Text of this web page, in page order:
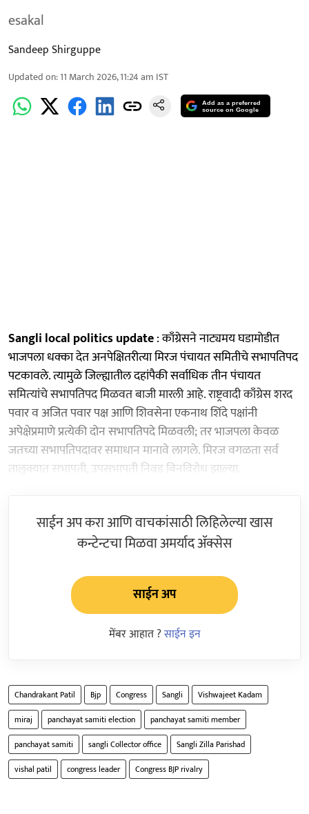
esakal
Sandeep Shirguppe
Updated on:11 March 2026, 11:24 am IST
Add as a preferred
source on Google
Sangli local politics update: काँग्रेसने नाट्यमय घडामोडीत
भाजपला धक्का देत अनपेक्षितरीत्या मिरज पंचायत समितीचे सभापतिपद
पटकावले. त्यामुळे जिल्ह्यातील दहांपैकी सर्वाधिक तीन पंचायत
समित्‍यांचे सभापतिपद मिळवत बाजी मारली आहे. राष्ट्रवादी काँग्रेस शरद
पवार व अजित पवार पक्ष आणि शिवसेना एकनाथ शिंदे पक्षांनी
अपेक्षेप्रमाणे प्रत्येकी दोन सभापतिपदे मिळवली; तर भाजपला केवळ
जतच्या सभापतिपदावर समाधान मानावे लागले. मिरज वगळता सर्व
तालुक्यात सभापती, उपसभापती निवड बिनविरोध झाल्या.
साईन अप करा आणि वाचकांसाठी लिहिलेल्या खास
कन्टेन्टचा मिळवा अमर्याद ॲक्सेस
साईन अप
मेंबर आहात ?साईन इन
Chandrakant Patil Bjp Congress Sangli
Vishwajeet Kadam
miraj
panchayat samiti election
panchayat samiti member
panchayat samiti
sangli Collector office
Sangli Zilla Parishad
vishal patil
congress leader Congress BJP rivalry